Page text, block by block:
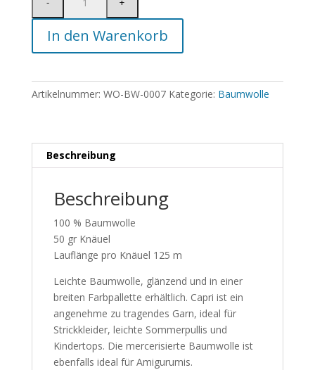
In den Warenkorb
Artikelnummer: WO-BW-0007 Kategorie: Baumwolle
Beschreibung
Beschreibung
100 % Baumwolle
50 gr Knäuel
Lauflänge pro Knäuel 125 m
Leichte Baumwolle, glänzend und in einer
breiten Farbpallette erhältlich. Capri ist ein
angenehme zu tragendes Garn, ideal für
Strickkleider, leichte Sommerpullis und
Kindertops. Die mercerisierte Baumwolle ist
ebenfalls ideal für Amigurumis.